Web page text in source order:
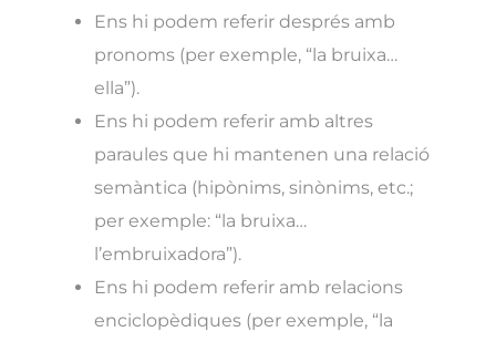
Ens hi podem referir després amb
pronoms (per exemple, “la bruixa…
ella”).
Ens hi podem referir amb altres
paraules que hi mantenen una relació
semàntica (hipònims, sinònims, etc.;
per exemple: “la bruixa…
l’embruixadora”).
Ens hi podem referir amb relacions
enciclopèdiques (per exemple, “la